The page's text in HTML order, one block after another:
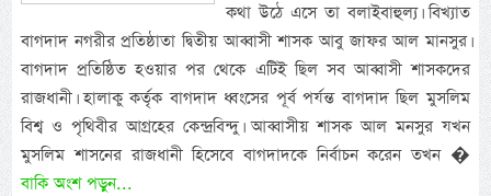
কথা উঠে এসে তা বলাইবাহুল্য। বিখ্যাত
বাগদাদ নগরীর প্রতিষ্ঠাতা দ্বিতীয় আব্বাসী শাসক আবু জাফর আল মানসুর।
বাগদাদ প্রতিষ্ঠিত হওয়ার পর থেকে এটিই ছিল সব আব্বাসী শাসকদের
রাজধানী। হালাকু কর্তৃক বাগদাদ ধ্বংসের পূর্ব পর্যন্ত বাগদাদ ছিল মুসলিম
বিশ্ব ও পৃথিবীর আগ্রহের কেন্দ্রবিন্দু। আব্বাসীয় শাসক আল মনসুর যখন
মুসলিম শাসনের রাজধানী হিসেবে বাগদাদকে নির্বাচন করেন তখন �
বাকি অংশ পড়ুন...